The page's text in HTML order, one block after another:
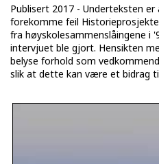
Publisert 2017 - Underteksten
forekomme feil
fra høyskolesammenslåingene i
intervjuet ble gjort. Hensikten
belyse forhold som
slik at dette kan være et bidrag